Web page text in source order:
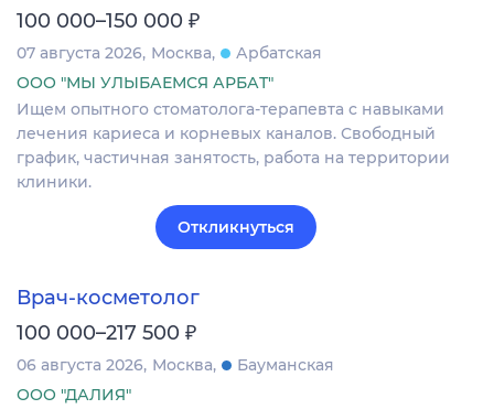
100 000–150 000 ₽
07 августа 2026 Москва
Арбатская
ООО "МЫ УЛЫБАЕМСЯ АРБАТ"
Ищем опытного стоматолога-терапевта с навыками
лечения кариеса и корневых каналов. Свободный
график, частичная занятость, работа на территории
клиники.
Откликнуться
Врач-косметолог
100 000–217 500 ₽
06 августа 2026 Москва
Бауманская
ООО "ДАЛИЯ"